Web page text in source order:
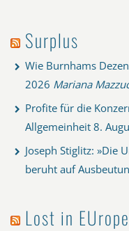
Surplus
Wie Burnhams
2026 Mariana
Profite für die
Allgemeinheit 8.
Joseph Stiglitz: »Die
beruht auf
Lost in EUrope